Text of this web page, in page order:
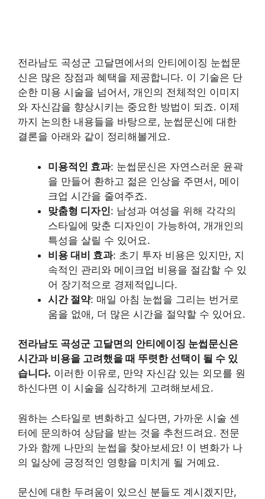
전라남도 곡성군 고달면에서의 안티에이징 눈썹문
신은 많은 장점과 혜택을 제공합니다. 이 기술은 단
순한 미용 시술을 넘어서, 개인의 전체적인 이미지
와 자신감을 향상시키는 중요한 방법이 되죠. 이제
까지 논의한 내용들을 바탕으로, 눈썹문신에 대한
결론을 아래와 같이 정리해볼게요.
미용적인 효과: 눈썹문신은 자연스러운 윤곽
을 만들어 환하고 젊은 인상을 주면서, 메이
크업 시간을 줄여주죠.
맞춤형 디자인: 남성과 여성을 위해 각각의
스타일에 맞춘 디자인이 가능하여, 개개인의
특성을 살릴 수 있어요.
비용 대비 효과: 초기 투자 비용은 있지만, 지
속적인 관리와 메이크업 비용을 절감할 수 있
어 장기적으로 경제적입니다.
시간 절약: 매일 아침 눈썹을 그리는 번거로
움을 없애, 더 많은 시간을 절약할 수 있어요.
전라남도 곡성군 고달면의 안티에이징 눈썹문신은
시간과 비용을 고려했을 때 뚜렷한 선택이 될 수 있
습니다. 이러한 이유로, 만약 자신감 있는 외모를 원
하신다면 이 시술을 심각하게 고려해보세요.
원하는 스타일로 변화하고 싶다면, 가까운 시술 센
터에 문의하여 상담을 받는 것을 추천드려요. 전문
가와 함께 나만의 눈썹을 찾아보세요! 이 변화가 나
의 일상에 긍정적인 영향을 미치게 될 거예요.
문신에 대한 두려움이 있으신 분들도 계시겠지만,